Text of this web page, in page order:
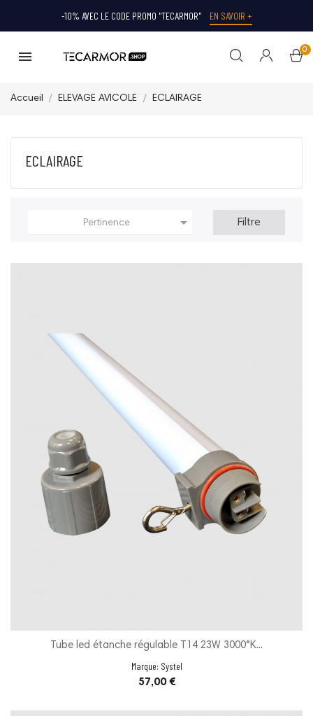
-10% AVEC LE CODE PROMO "TECARMOR" EN SAVOIR +
0
Accueil ELEVAGE AVICOLE ECLAIRAGE
ECLAIRAGE
Pertinence  Filtre
Tube led étanche régulable T14 23W 3000°K...
Marque: Systel
Prix
57,00 €